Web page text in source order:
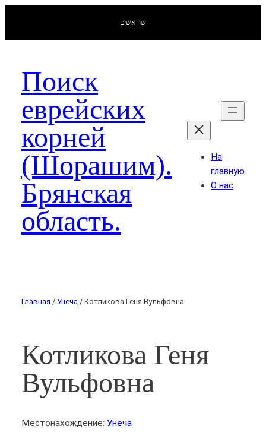
שוראשים
Поиск
еврейских
корней
(Шорашим).
Брянская
область.
На
главную
О нас
Главная / Унеча / Котликова Геня Вульфовна
Котликова Геня
Вульфовна
Местонахождение: Унеча